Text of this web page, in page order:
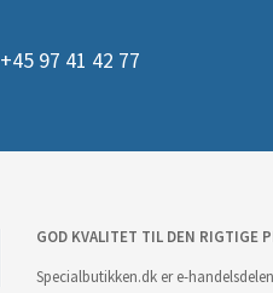
+45 97 41 42 77
GOD KVALITET TIL DEN RIGTIGE
Specialbutikken.dk er e-